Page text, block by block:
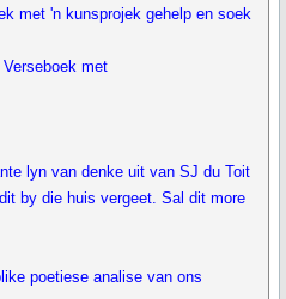
met 'n kunsprojek gehelp en soek
met
lyn van denke uit van SJ du Toit
by die huis vergeet. Sal dit more
poetiese analise van ons